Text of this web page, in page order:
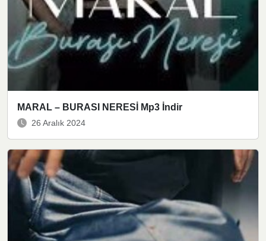
MARAL – BURASI NERESİ Mp3 İndir
26 Aralık 2024